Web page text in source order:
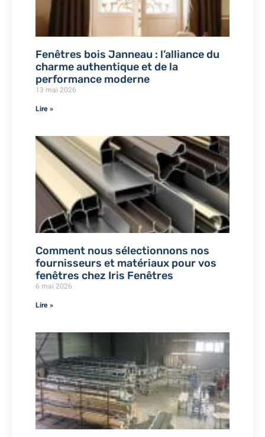
Fenêtres bois Janneau : l’alliance du
charme authentique et de la
performance moderne
13 mai 2026
Lire »
Comment nous sélectionnons nos
fournisseurs et matériaux pour vos
fenêtres chez Iris Fenêtres
6 mai 2026
Lire »